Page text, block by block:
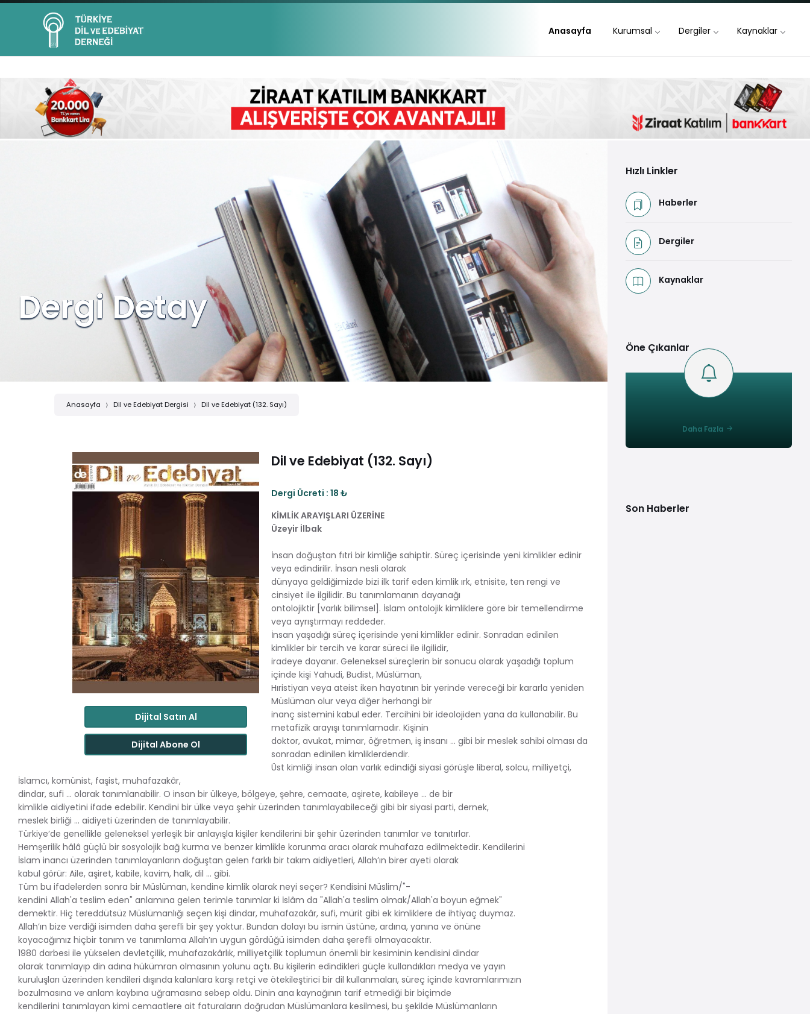
Anasayfa Kurumsal Dergiler Kaynaklar
Dergi Detay
Anasayfa Dil ve Edebiyat Dergisi Dil ve Edebiyat (132. Sayı)
Dijital Satın Al
Dijital Abone Ol
Dil ve Edebiyat (132. Sayı)
Dergi Ücreti : 18 ₺
KİMLİK ARAYIŞLARI ÜZERİNE
Üzeyir İlbak
İnsan doğuştan fıtri bir kimliğe sahiptir. Süreç içerisinde yeni kimlikler edinir
veya edindirilir. İnsan nesli olarak
dünyaya geldiğimizde bizi ilk tarif eden kimlik ırk, etnisite, ten rengi ve
cinsiyet ile ilgilidir. Bu tanımlamanın dayanağı
ontolojiktir [varlık bilimsel]. İslam ontolojik kimliklere göre bir temellendirme
veya ayrıştırmayı reddeder.
İnsan yaşadığı süreç içerisinde yeni kimlikler edinir. Sonradan edinilen
kimlikler bir tercih ve karar süreci ile ilgilidir,
iradeye dayanır. Geleneksel süreçlerin bir sonucu olarak yaşadığı toplum
içinde kişi Yahudi, Budist, Müslüman,
Hıristiyan veya ateist iken hayatının bir yerinde vereceği bir kararla yeniden
Müslüman olur veya diğer herhangi bir
inanç sistemini kabul eder. Tercihini bir ideolojiden yana da kullanabilir. Bu
metafizik arayışı tanımlamadır. Kişinin
doktor, avukat, mimar, öğretmen, iş insanı … gibi bir meslek sahibi olması da
sonradan edinilen kimliklerdendir.
Üst kimliği insan olan varlık edindiği siyasi görüşle liberal, solcu, milliyetçi,
İslamcı, komünist, faşist, muhafazakâr,
dindar, sufi … olarak tanımlanabilir. O insan bir ülkeye, bölgeye, şehre, cemaate, aşirete, kabileye … de bir
kimlikle aidiyetini ifade edebilir. Kendini bir ülke veya şehir üzerinden tanımlayabileceği gibi bir siyasi parti, dernek,
meslek birliği … aidiyeti üzerinden de tanımlayabilir.
Türkiye’de genellikle geleneksel yerleşik bir anlayışla kişiler kendilerini bir şehir üzerinden tanımlar ve tanıtırlar.
Hemşerilik hâlâ güçlü bir sosyolojik bağ kurma ve benzer kimlikle korunma aracı olarak muhafaza edilmektedir. Kendilerini
İslam inancı üzerinden tanımlayanların doğuştan gelen farklı bir takım aidiyetleri, Allah’ın birer ayeti olarak
kabul görür: Aile, aşiret, kabile, kavim, halk, dil … gibi.
Tüm bu ifadelerden sonra bir Müslüman, kendine kimlik olarak neyi seçer? Kendisini Müslim/"-
kendini Allah'a teslim eden" anlamına gelen terimle tanımlar ki İslâm da "Allah'a teslim olmak/Allah'a boyun eğmek"
demektir. Hiç tereddütsüz Müslümanlığı seçen kişi dindar, muhafazakâr, sufi, mürit gibi ek kimliklere de ihtiyaç duymaz.
Allah’ın bize verdiği isimden daha şerefli bir şey yoktur. Bundan dolayı bu ismin üstüne, ardına, yanına ve önüne
koyacağımız hiçbir tanım ve tanımlama Allah’ın uygun gördüğü isimden daha şerefli olmayacaktır.
1980 darbesi ile yükselen devletçilik, muhafazakârlık, milliyetçilik toplumun önemli bir kesiminin kendisini dindar
olarak tanımlayıp din adına hükümran olmasının yolunu açtı. Bu kişilerin edindikleri güçle kullandıkları medya ve yayın
kuruluşları üzerinden kendileri dışında kalanlara karşı retçi ve ötekileştirici bir dil kullanmaları, süreç içinde kavramlarımızın
bozulmasına ve anlam kaybına uğramasına sebep oldu. Dinin ana kaynağının tarif etmediği bir biçimde
kendilerini tanımlayan kimi cemaatlere ait faturaların doğrudan Müslümanlara kesilmesi, bu şekilde Müslümanların
Hızlı Linkler
Haberler
Dergiler
Kaynaklar
Öne Çıkanlar
Daha Fazla
Son Haberler